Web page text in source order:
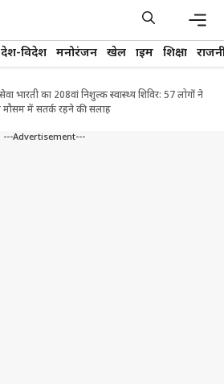
देश-विदेश मनोरंजन खेल क्राइम शिक्षा
भारती का 208वां निशुल्क स्वास्थ्य शिविर: 57 लोगों ने
मौसम में सतर्क रहने की सलाह
---Advertisement---